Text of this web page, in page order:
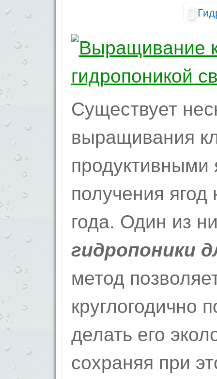
Существует
выращивания
продуктивными
получения ягод
года. Один из
гидропоники
метод
круглогодично
делать его
сохраняя при